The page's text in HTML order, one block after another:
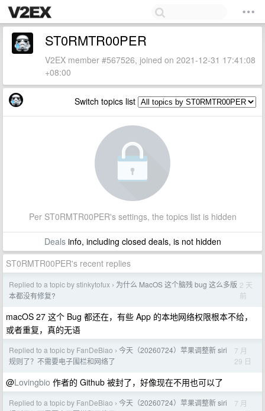
ST0RMTR00PER
V2EX member #567526, joined on 2021-12-31 17:41:08
+08:00
Switch topics list
Per ST0RMTR00PER's settings, the topics list is hidden
Dealsinfo, including closed deals, is not hidden
ST0RMTR00PER's recent replies
Replied to a topic by stinkytofux › 为什么 MacOS 这个脑残 bug 这么多版
本都没有修复?
2 天
前
macOS 27 这个 Bug 都还在，有些 App 的本地网络权限根本不给，
或者重复，真的无语
Replied to a topic by FanDeBiao › 今天（20260724）苹果调整新 siri
规则了？不需要电子围栏和网络了
7 月
29 日
@Lovingbio 作者的 Github 被封了，好像现在不用也可以了
Replied to a topic by FanDeBiao › 今天（20260724）苹果调整新 siri
7 月